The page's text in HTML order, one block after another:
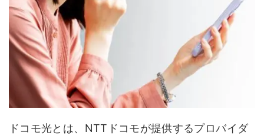
ドコモ光とは、NTTドコモが提供するプロバイダ